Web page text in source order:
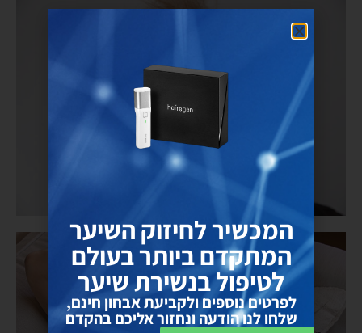
שיער דליל אצל נשים וכיצד לטפל
המכשיר לחיזוק השיער
המתקדם ביותר בעולם
לטיפול בנשירת שיער
לפרטים נוספים ולקביעת אבחון חינם,
שלחו לנו הודעה ונחזור אליכם בהקדם